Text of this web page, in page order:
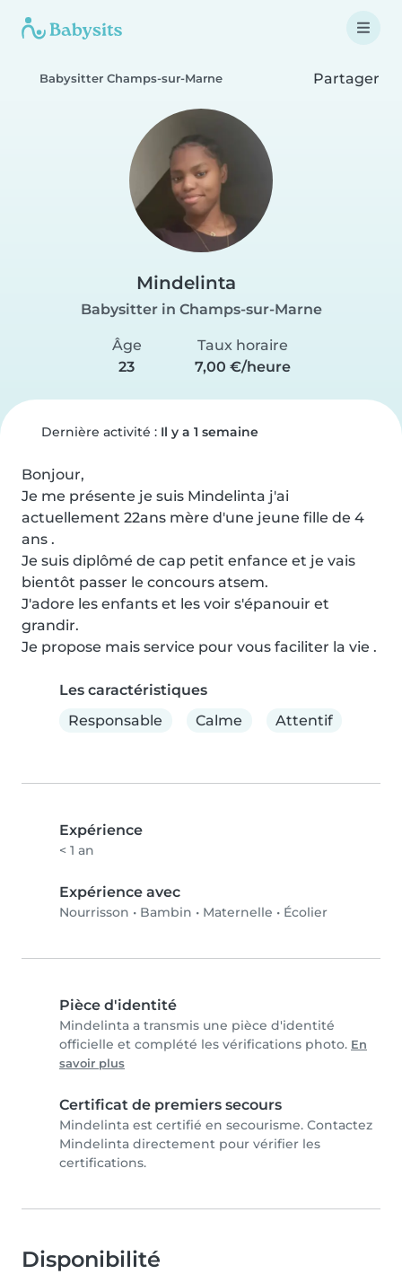
Babysitter Champs-sur-Marne Partager
Mindelinta
Babysitter in Champs-sur-Marne
Âge
23
Taux horaire
7,00 €/heure
Dernière activité : Il y a 1 semaine
Bonjour,
Je me présente je suis Mindelinta j'ai
actuellement 22ans mère d'une jeune fille de 4
ans .
Je suis diplômé de cap petit enfance et je vais
bientôt passer le concours atsem.
J'adore les enfants et les voir s'épanouir et
grandir.
Je propose mais service pour vous faciliter la vie .
Les caractéristiques
Responsable
Calme Attentif
Expérience
< 1 an
Expérience avec
Nourrisson • Bambin • Maternelle • Écolier
Pièce d'identité
Mindelinta a transmis une pièce d'identité
officielle et complété les vérifications photo. En
savoir plus
Certificat de premiers secours
Mindelinta est certifié en secourisme. Contactez
Mindelinta directement pour vérifier les
certifications.
Disponibilité